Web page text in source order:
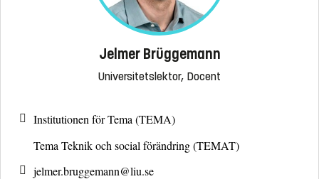
Jelmer Brüggemann
Universitetslektor, Docent
Institutionen för Tema (TEMA)
Tema Teknik och social förändring (TEMAT)
jelmer.bruggemann@liu.se